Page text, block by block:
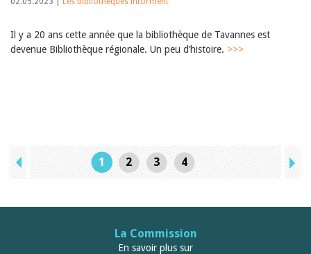
Il y a 20 ans cette année que la bibliothèque de Tavannes est
devenue Bibliothèque régionale. Un peu d’histoire. >>>
1 2 3 4
La Commission
En savoir plus sur